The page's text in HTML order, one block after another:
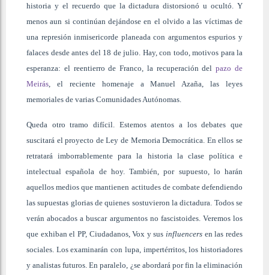
historia y el recuerdo que la dictadura distorsionó u ocultó. Y
menos aun si continúan dejándose en el olvido a las víctimas de
una represión inmisericorde planeada con argumentos espurios y
falaces desde antes del 18 de julio. Hay, con todo, motivos para la
esperanza: el reentierro de Franco, la recuperación delpazo de
Meirás , el reciente homenaje a Manuel Azaña, las leyes
memoriales de varias Comunidades Autónomas.
Queda otro tramo difícil. Estemos atentos a los debates que
suscitará el proyecto de Ley de Memoria Democrática. En ellos se
retratará imborrablemente para la historia la clase política e
intelectual española de hoy. También, por supuesto, lo harán
aquellos medios que mantienen actitudes de combate defendiendo
las supuestas glorias de quienes sostuvieron la dictadura. Todos se
verán abocados a buscar argumentos no fascistoides. Veremos los
que exhiban el PP, Ciudadanos, Vox y sus influencers en las redes
sociales. Los examinarán con lupa, impertérritos, los historiadores
y analistas futuros. En paralelo, ¿se abordará por fin la eliminación